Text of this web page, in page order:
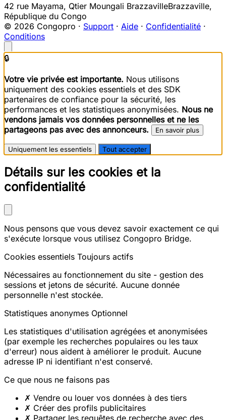
42 rue Mayama, Qtier Moungali BrazzavilleBrazzaville,
République du Congo
© 2026 Congopro · Support · Aide · Confidentialité ·
Conditions
🔒
Votre vie privée est importante. Nous utilisons
uniquement des cookies essentiels et des SDK
partenaires de confiance pour la sécurité, les
performances et les statistiques anonymisées. Nous ne
vendons jamais vos données personnelles et ne les
partageons pas avec des annonceurs.
En savoir plus
Uniquement les essentiels Tout accepter
Détails sur les cookies et la
confidentialité
Nous pensons que vous devez savoir exactement ce qui
s'exécute lorsque vous utilisez Congopro Bridge.
Cookies essentiels Toujours actifs
Nécessaires au fonctionnement du site - gestion des
sessions et jetons de sécurité. Aucune donnée
personnelle n'est stockée.
Statistiques anonymes Optionnel
Les statistiques d'utilisation agrégées et anonymisées
(par exemple les recherches populaires ou les taux
d'erreur) nous aident à améliorer le produit. Aucune
adresse IP ni identifiant n'est conservé.
Ce que nous ne faisons pas
✗ Vendre ou louer vos données à des tiers
✗ Créer des profils publicitaires
✗ Partager les requêtes de recherche avec des